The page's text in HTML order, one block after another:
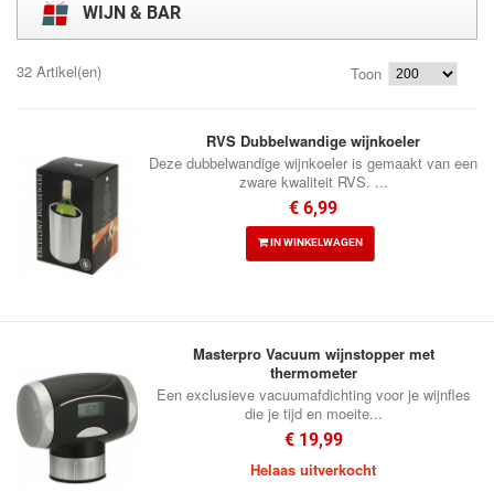
WIJN & BAR
32 Artikel(en) Toon
RVS Dubbelwandige wijnkoeler
Deze dubbelwandige wijnkoeler is gemaakt van een
zware kwaliteit RVS. ...
€ 6,99
IN WINKELWAGEN
Masterpro Vacuum wijnstopper met
thermometer
Een exclusieve vacuumafdichting voor je wijnfles
die je tijd en moeite...
€ 19,99
Helaas uitverkocht